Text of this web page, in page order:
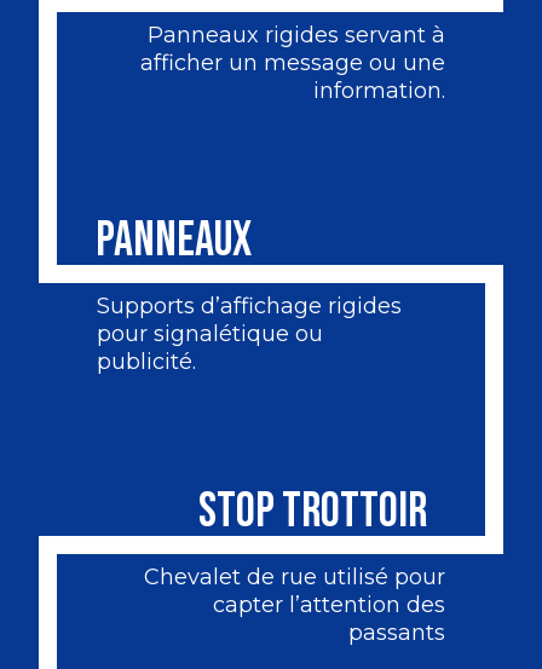
Panneaux rigides servant à
afficher un message ou une
information.
PANNEAUX
Supports d’affichage rigides
pour signalétique ou
publicité.
STOP TROTTOIR
Chevalet de rue utilisé pour
capter l’attention des
passants